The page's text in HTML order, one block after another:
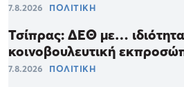
7.8.2026 ΠΟΛΙΤΙΚΗ
Τσίπρας: ΔΕΘ με…
κοινοβουλευτική
7.8.2026 ΠΟΛΙΤΙΚΗ